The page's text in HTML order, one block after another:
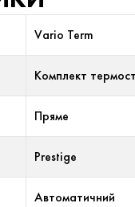
Vario Term
Комплект
Пряме
Prestige
Автоматичний